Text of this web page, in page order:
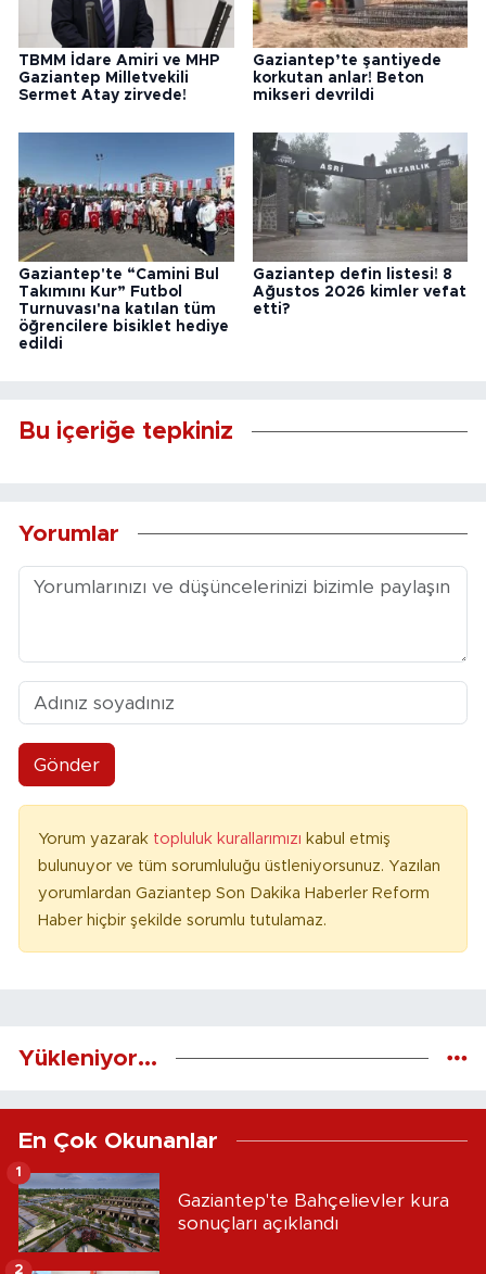
TBMM İdare Amiri ve MHP
Gaziantep Milletvekili
Sermet Atay zirvede!
Gaziantep’te şantiyede
korkutan anlar! Beton
mikseri devrildi
Gaziantep'te “Camini Bul
Takımını Kur” Futbol
Turnuvası'na katılan tüm
öğrencilere bisiklet hediye
edildi
Gaziantep defin listesi! 8
Ağustos 2026 kimler vefat
etti?
Bu içeriğe tepkiniz
Yorumlar
Gönder
Yorum yazarak topluluk kurallarımızı kabul etmiş
bulunuyor ve tüm sorumluluğu üstleniyorsunuz. Yazılan
yorumlardan Gaziantep Son Dakika Haberler Reform
Haber hiçbir şekilde sorumlu tutulamaz.
Yükleniyor...
En Çok Okunanlar
Gaziantep'te Bahçelievler kura
sonuçları açıklandı
1
2